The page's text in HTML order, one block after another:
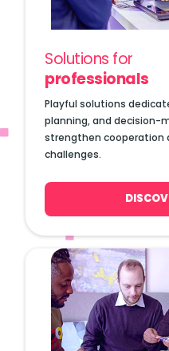
Solutions for
professionals
Playful solutions
planning, and decision-
strengthen cooperation
challenges.